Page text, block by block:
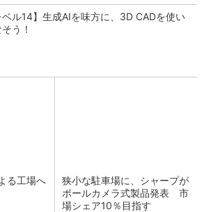
ベル14】生成AIを味方に、3D CADを使い
う！
る工場へ
狭小な駐車場に、シャープが
ポールカメラ式製品発表 市
場シェア10％目指す